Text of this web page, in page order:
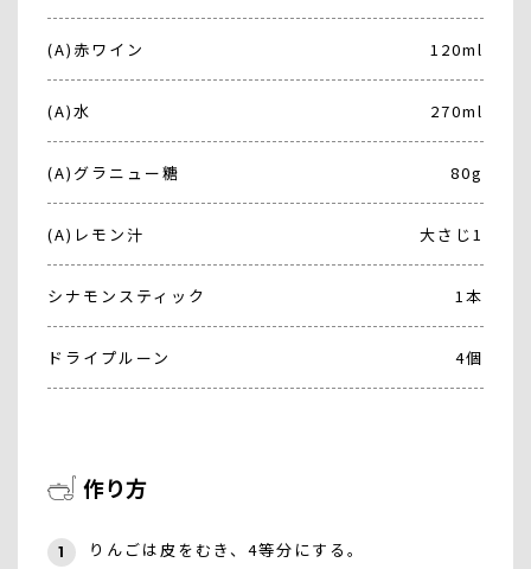
(A)赤ワイン 120ml
(A)水 270ml
(A)グラニュー糖 80g
(A)レモン汁 大さじ1
シナモンスティック 1本
ドライプルーン 4個
作り方
1 りんごは皮をむき、4等分にする。